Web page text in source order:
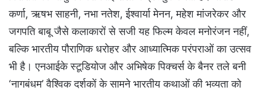
कर्णा, ऋषभ साहनी, नभा नतेश, ईश्वार्या मेनन, महेश मांजरेकर और
जगपति बाबू जैसे कलाकारों से सजी यह फिल्म केवल मनोरंजन नहीं,
बल्कि भारतीय पौराणिक धरोहर और आध्यात्मिक परंपराओं का उत्सव
भी है। एनआईके स्टूडियोज और अभिषेक पिक्चर्स के बैनर तले बनी
‘नागबंधम’ वैश्विक दर्शकों के सामने भारतीय कथाओं की भव्यता को